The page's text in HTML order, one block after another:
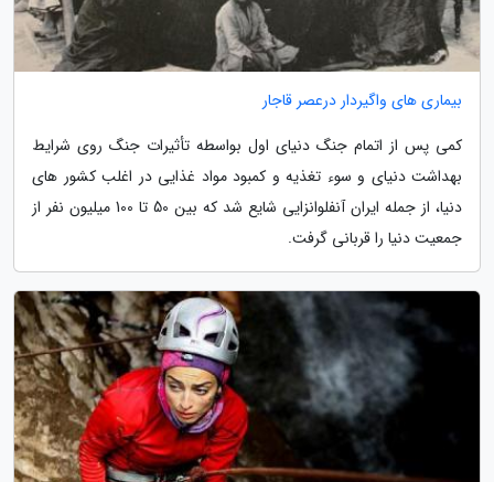
بیماری های واگیردار درعصر قاجار
کمی پس از اتمام جنگ دنیای اول بواسطه تأثیرات جنگ روی شرایط
بهداشت دنیای و سوء تغذیه و کمبود مواد غذایی در اغلب کشور های
دنیا، از جمله ایران آنفلوانزایی شایع شد که بین 50 تا 100 میلیون نفر از
جمعیت دنیا را قربانی گرفت.